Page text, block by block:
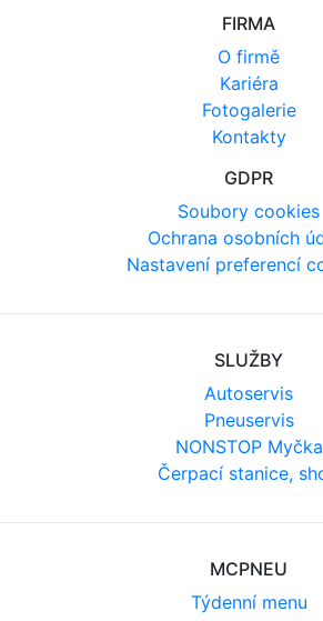
FIRMA
O firmě
Kariéra
Fotogalerie
Kontakty
GDPR
Soubory cookies
Ochrana osobních
Nastavení preferencí
SLUŽBY
Autoservis
Pneuservis
NONSTOP Myčka
Čerpací stanice,
MCPNEU
Týdenní menu